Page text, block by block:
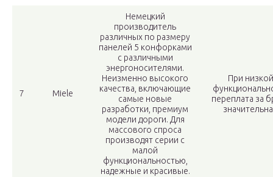
7 Miele
Немецкий
производитель
различных по размеру
панелей 5 конфорками
с различными
энергоносителями.
Неизменно высокого
качества, включающие
самые новые
разработки, премиум
модели дороги. Для
массового спроса
производят серии с
малой
функциональностью,
надежные и красивые.
При низкой
переплата за